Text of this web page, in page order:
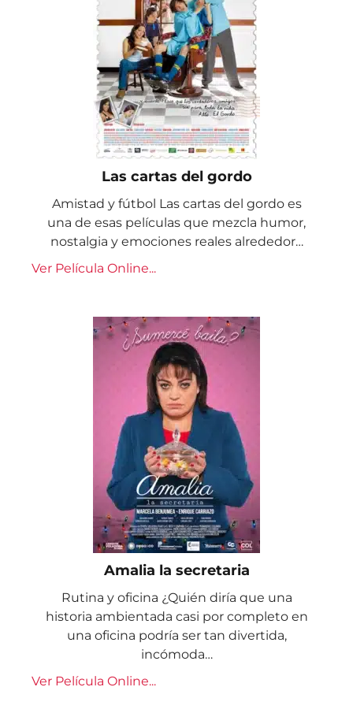
Las cartas del gordo
Amistad y fútbol Las cartas del gordo es
una de esas películas que mezcla humor,
nostalgia y emociones reales alrededor…
Ver Película Online...
Amalia la secretaria
Rutina y oficina ¿Quién diría que una
historia ambientada casi por completo en
una oficina podría ser tan divertida,
incómoda…
Ver Película Online...